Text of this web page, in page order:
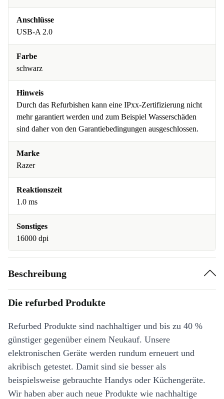
Anschlüsse
USB-A 2.0
Farbe
schwarz
Hinweis
Durch das Refurbishen kann eine IPxx-Zertifizierung nicht
mehr garantiert werden und zum Beispiel Wasserschäden
sind daher von den Garantiebedingungen ausgeschlossen.
Marke
Razer
Reaktionszeit
1.0 ms
Sonstiges
16000 dpi
Beschreibung
Die refurbed Produkte
Refurbed Produkte sind nachhaltiger und bis zu 40 %
günstiger gegenüber einem Neukauf. Unsere
elektronischen Geräte werden rundum erneuert und
akribisch getestet. Damit sind sie besser als
beispielsweise gebrauchte Handys oder Küchengeräte.
Wir haben aber auch neue Produkte wie nachhaltige